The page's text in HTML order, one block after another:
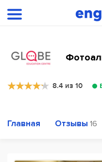
8.4 из 10
Главная Отзывы 16